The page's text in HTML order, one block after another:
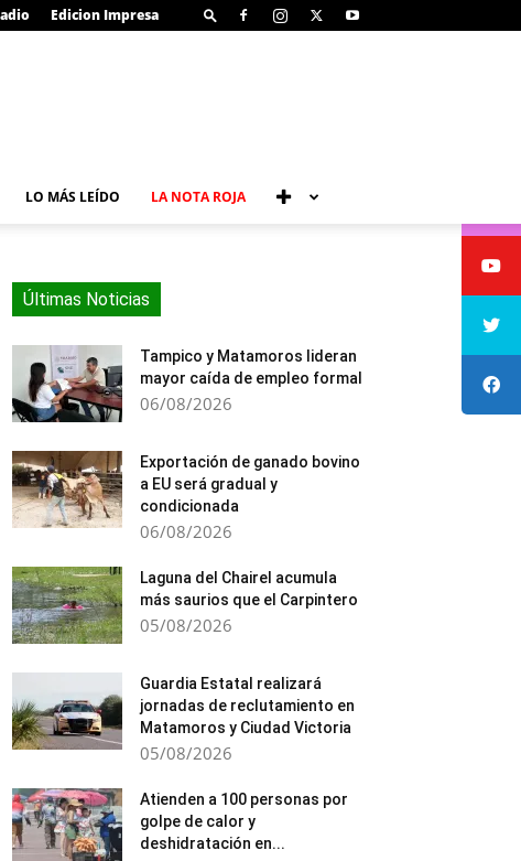
Edicion Impresa
LO MÁS LEÍDO LA NOTA ROJA
Últimas Noticias
Tampico y Matamoros lideran
mayor caída de empleo formal
06/08/2026
Exportación de ganado bovino
a EU será gradual y
condicionada
06/08/2026
Laguna del Chairel acumula
más saurios que el Carpintero
05/08/2026
Guardia Estatal realizará
jornadas de reclutamiento en
Matamoros y Ciudad Victoria
05/08/2026
Atienden a 100 personas por
golpe de calor y
deshidratación en...